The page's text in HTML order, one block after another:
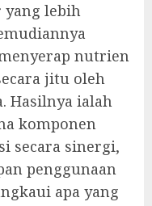
yang lebih
nutrien
jitu oleh
Hasilnya ialah
komponen
secara sinergi,
penggunaan
apa yang